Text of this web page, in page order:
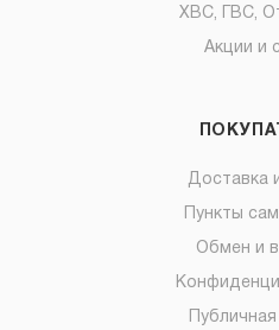
ХВС, ГВС,
Акции и
Доставка
Пункты
Обмен и